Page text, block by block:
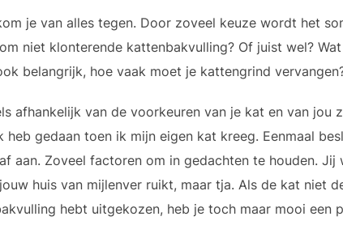
je van alles tegen. Door zoveel keuze wordt het
niet klonterende kattenbakvulling? Of juist wel?
belangrijk, hoe vaak moet je kattengrind
afhankelijk van de voorkeuren van je kat en van jou
gedaan toen ik mijn eigen kat kreeg. Eenmaal
aan. Zoveel factoren om in gedachten te houden. Jij
huis van mijlenver ruikt, maar tja. Als de kat niet
hebt uitgekozen, heb je toch maar mooi een